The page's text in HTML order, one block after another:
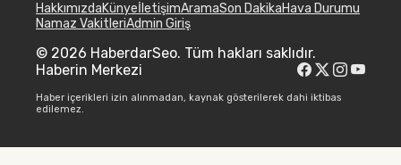
HakkımızdaKünyeİletişimAramaSon DakikaHava Durumu
Namaz VakitleriAdmin Giriş
© 2026 HaberdarSeo. Tüm hakları saklıdır.
Haberin Merkezi
Haber içerikleri izin alınmadan, kaynak gösterilerek dahi iktibas
edilemez.